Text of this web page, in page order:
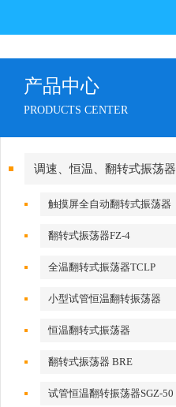
产品中心
PRODUCTS CENTER
调速、恒温、翻转式振荡器
触摸屏全自动翻转式振荡器
翻转式振荡器FZ-4
全温翻转式振荡器TCLP
小型试管恒温翻转振荡器
恒温翻转式振荡器
翻转式振荡器 BRE
试管恒温翻转振荡器SGZ-50